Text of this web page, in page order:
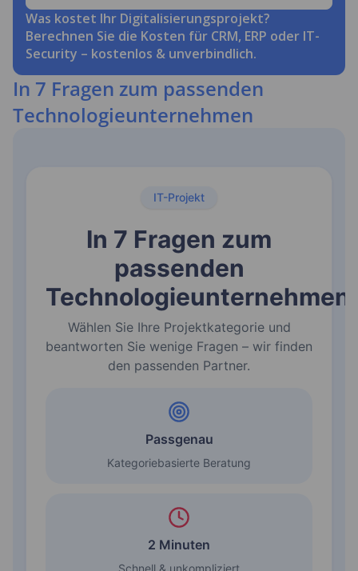
IT-Sicherheitsstrategie umsetzen
Was kostet Ihr Digitalisierungsprojekt?
Berechnen Sie die Kosten für CRM, ERP oder IT-
Security – kostenlos & unverbindlich.
In 7 Fragen zum passenden
Technologieunternehmen